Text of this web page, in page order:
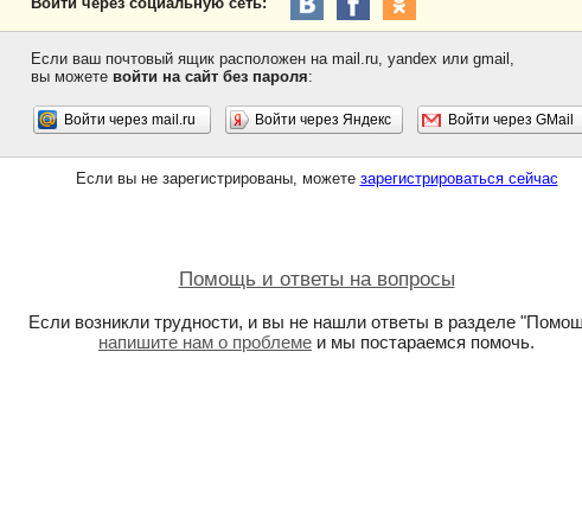
Если ваш почтовый ящик расположен на mail.ru, yandex или gmail,
вы можете войти на сайт без пароля:
Войти через mail.ru Войти через Яндекс Войти через GMail
Если вы не зарегистрированы, можете зарегистрироваться сейчас
Помощь и ответы на вопросы
Если возникли трудности, и вы не нашли ответы в разделе
напишите нам о проблеме и мы постараемся помочь.